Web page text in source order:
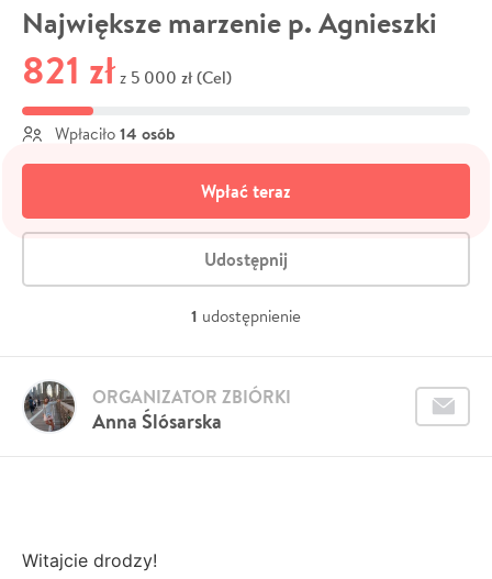
Największe marzenie p. Agnieszki
821 zł z 5 000 zł (Cel)
Wpłaciło 14 osób
Wpłać teraz
Udostępnij
1 udostępnienie
Anna Ślósarska
ORGANIZATOR ZBIÓRKI
Witajcie drodzy!